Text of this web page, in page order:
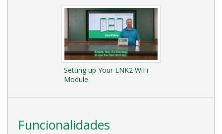
Setting up Your LNK2 WiFi
Module
Funcionalidades